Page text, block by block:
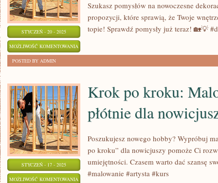
STYCZEŃ - 20 - 2025
MOŻLIWOŚĆ KOMENTOWANIA
MODNE
DEKORACJE
DOMU
ZOSTAŁA WYŁĄCZONA
Szukasz pomysłów na nowoczesne
propozycji, które sprawią, że Twoje
topie! Sprawdź pomysły już teraz! 🏡💡
POSTED BY ADMIN
STYCZEŃ - 17 - 2025
MOŻLIWOŚĆ KOMENTOWANIA
Krok po kroku:
płótnie dla
Poszukujesz nowego hobby? Wypróbuj
po kroku” dla nowicjuszy pomoże Ci
umiejętności. Czasem warto dać szansę
#malowanie #artysta #kurs